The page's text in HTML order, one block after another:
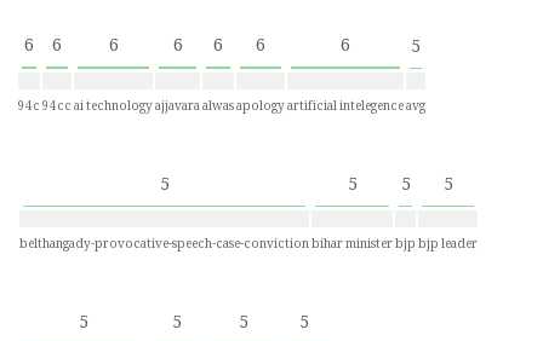
6
94c
6
94cc
6
ai technology
6
ajjavara
6
alwas
6
apology
6
artificial intelegence
5
avg
5
belthangady-provocative-speech-case-conviction
5
bihar minister
5
bjp
5
bjp leader
5 5 5 5